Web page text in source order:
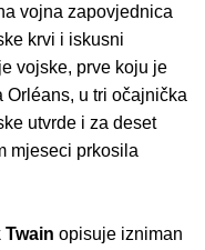
vojna zapovjednica
krvi i iskusni
vojske, prve koju je
Orléans, u tri očajnička
utvrde i za deset
mjeseci prkosila
Twain opisuje izniman